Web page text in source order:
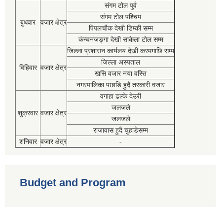
बुधवार वजार क्षेत्र
संगम टोल पुर्व
संगम टोल पश्चिम
पिपलचौक देखी डिम्की सम्म
कंन्चनजङ्गा देखी साकेला टोल सम्म
विहिवार वजार क्षेत्र
जिल्ला प्रशासन कार्यलय देखी करमगाछि सम्म
जिल्ला अस्पताल
खसि वजार नया वस्ति
नगरपालिका पछाडि हुदै तरकारी वजार
शुक्रवार वजार क्षेत्र
वगाहा ढल्के देउरी
जलजले
जलजले
राजावास हुदै चुहाडेसम्म
शनिवार वजार क्षेत्र -
Budget and Program